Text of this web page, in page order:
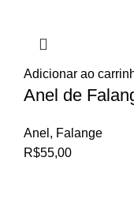
Adicionar ao
Anel de
Anel , Falange
R$55,00